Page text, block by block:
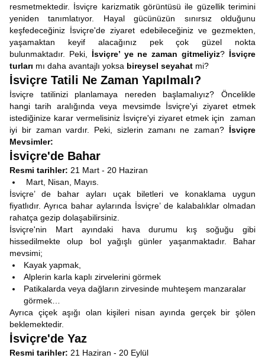
resmetmektedir. İsviçre karizmatik görüntüsü ile güzellik terimini
yeniden tanımlatıyor. Hayal gücünüzün sınırsız olduğunu
keşfedeceğiniz İsviçre'de ziyaret edebileceğiniz ve gezmekten,
yaşamaktan keyif alacağınız pek çok güzel nokta
bulunmaktadır. Peki, İsviçre’ ye ne zaman gitmeliyiz? İsviçre
turları mı daha avantajlı yoksa bireysel seyahat mi?
İsviçre Tatili Ne Zaman Yapılmalı?
İsviçre tatilinizi planlamaya nereden başlamalıyız? Öncelikle
hangi tarih aralığında veya mevsimde İsviçre'yi ziyaret etmek
istediğinize karar vermelisiniz İsviçre'yi ziyaret etmek için zaman
iyi bir zaman vardır. Peki, sizlerin zamanı ne zaman? İsviçre
Mevsimler:
İsviçre'de Bahar
Resmi tarihler: 21 Mart - 20 Haziran
Mart, Nisan, Mayıs.
İsviçre’ de bahar ayları uçak biletleri ve konaklama uygun
fiyatlıdır. Ayrıca bahar aylarında İsviçre’ de kalabalıklar olmadan
rahatça gezip dolaşabilirsiniz.
İsviçre'nin Mart ayındaki hava durumu kış soğuğu gibi
hissedilmekte olup bol yağışlı günler yaşanmaktadır. Bahar
mevsimi;
Kayak yapmak,
Alplerin karla kaplı zirvelerini görmek
Patikalarda veya dağların zirvesinde muhteşem manzaralar
görmek…
Ayrıca çiçek aşığı olan kişileri nisan ayında gerçek bir şölen
beklemektedir.
İsviçre'de Yaz
Resmi tarihler: 21 Haziran - 20 Eylül